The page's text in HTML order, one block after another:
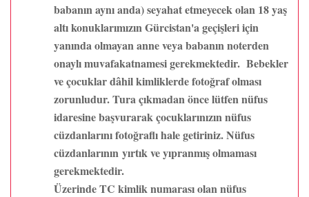
babanın aynı anda) seyahat etmeyecek olan 18 yaş
altı konuklarımızın Gürcistan'a geçişleri için
yanında olmayan anne veya babanın noterden
onaylı muvafakatnamesi gerekmektedir. Bebekler
ve çocuklar dâhil kimliklerde fotoğraf olması
zorunludur. Tura çıkmadan önce lütfen nüfus
idaresine başvurarak çocuklarınızın nüfus
cüzdanlarını fotoğraflı hale getiriniz. Nüfus
cüzdanlarının yırtık ve yıpranmış olmaması
gerekmektedir.
Üzerinde TC kimlik numarası olan nüfus